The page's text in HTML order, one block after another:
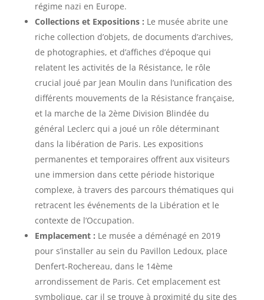
régime nazi en Europe.
Collections et Expositions : Le musée abrite une
riche collection d’objets, de documents d’archives,
de photographies, et d’affiches d’époque qui
relatent les activités de la Résistance, le rôle
crucial joué par Jean Moulin dans l’unification des
différents mouvements de la Résistance française,
et la marche de la 2ème Division Blindée du
général Leclerc qui a joué un rôle déterminant
dans la libération de Paris. Les expositions
permanentes et temporaires offrent aux visiteurs
une immersion dans cette période historique
complexe, à travers des parcours thématiques qui
retracent les événements de la Libération et le
contexte de l’Occupation.
Emplacement : Le musée a déménagé en 2019
pour s’installer au sein du Pavillon Ledoux, place
Denfert-Rochereau, dans le 14ème
arrondissement de Paris. Cet emplacement est
symbolique, car il se trouve à proximité du site des